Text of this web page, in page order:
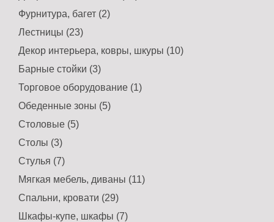
Фурнитура, багет (2)
Лестницы (23)
Декор интерьера, ковры, шкуры (10)
Барные стойки (3)
Торговое оборудование (1)
Обеденные зоны (5)
Столовые (5)
Столы (3)
Стулья (7)
Мягкая мебель, диваны (11)
Спальни, кровати (29)
Шкафы-купе, шкафы (7)